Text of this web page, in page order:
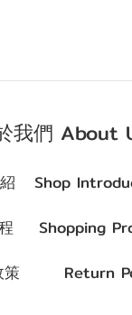
我們 About
紹 Shop
Shopping
策 Return